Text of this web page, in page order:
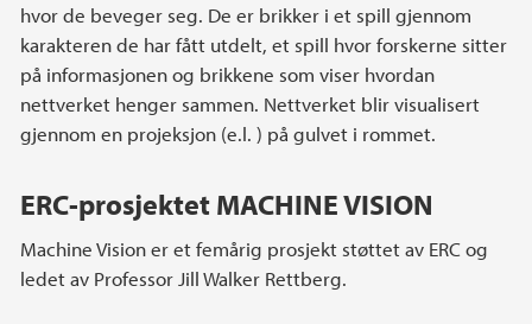
hvor de beveger seg. De er brikker i et spill gjennom
karakteren de har fått utdelt, et spill hvor forskerne sitter
på informasjonen og brikkene som viser hvordan
nettverket henger sammen. Nettverket blir visualisert
gjennom en projeksjon (e.l. ) på gulvet i rommet.
ERC-prosjektet MACHINE VISION
Machine Vision er et femårig prosjekt støttet av ERC og
ledet av Professor Jill Walker Rettberg.